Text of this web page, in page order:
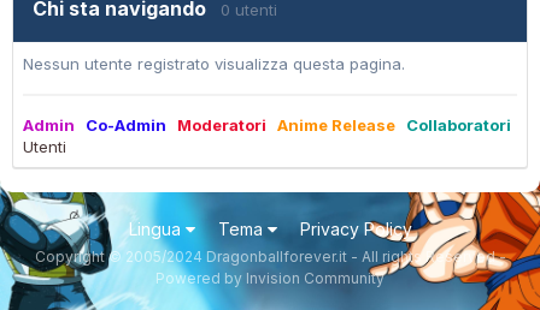
Chi sta navigando 0 utenti
Nessun utente registrato visualizza questa pagina.
Admin Co-Admin Moderatori Anime Release
Collaboratori
Utenti
Lingua Tema Privacy Policy
Copyright © 2005/2024 Dragonballforever.it - All rights Reserved -
Powered by Invision Community